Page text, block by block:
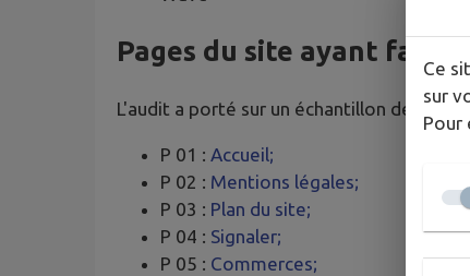
Pages du site ayant fait
L'audit a porté sur un échantillon de 8
P 01 : Accueil;
P 02 : Mentions légales;
P 03 : Plan du site;
P 04 : Signaler;
P 05 : Commerces;
Ce
sur
Pour